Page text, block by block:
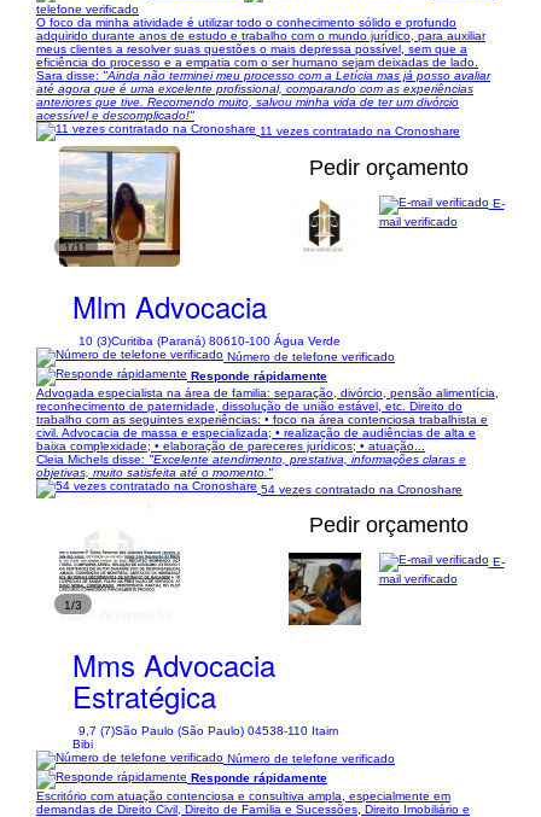
telefone verificado
O foco da minha atividade é utilizar todo o conhecimento sólido e profundo
adquirido durante anos de estudo e trabalho com o mundo jurídico, para auxiliar
meus clientes a resolver suas questões o mais depressa possível, sem que a
eficiência do processo e a empatia com o ser humano sejam deixadas de lado.
Sara disse: "Ainda não terminei meu processo com a Letícia mas já posso avaliar
até agora que é uma excelente profissional, comparando com as experiências
anteriores que tive. Recomendo muito, salvou minha vida de ter um divórcio
acessível e descomplicado!"
11 vezes contratado na Cronoshare
1/11
Pedir orçamento
Mlm Advocacia
10 (3)Curitiba (Paraná) 80610-100 Água Verde
E-
mail verificado
Número de telefone verificado
Responde rápidamente
Advogada especialista na área de familia: separação, divórcio, pensão alimentícia,
reconhecimento de paternidade, dissolução de união estável, etc. Direito do
trabalho com as seguintes experiências: • foco na área contenciosa trabalhista e
civil. Advocacia de massa e especializada; • realização de audiências de alta e
baixa complexidade; • elaboração de pareceres jurídicos; • atuação...
Cleia Michels disse: "Excelente atendimento, prestativa, informações claras e
objetivas, muito satisfeita até o momento."
54 vezes contratado na Cronoshare
1/3
Pedir orçamento
Mms Advocacia
Estratégica
9,7 (7)São Paulo (São Paulo) 04538-110 Itaim
Bibi
E-
mail verificado
Número de telefone verificado
Responde rápidamente
Escritório com atuação contenciosa e consultiva ampla, especialmente em
demandas de Direito Civil, Direito de Família e Sucessões, Direito Imobiliário e